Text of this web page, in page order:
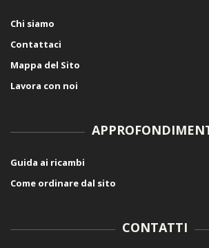
Chi siamo
Contattaci
Mappa del Sito
Lavora con noi
Guida ai ricambi
Come ordinare dal sito
CONTATTI